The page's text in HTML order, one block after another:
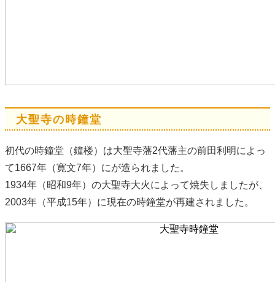
大聖寺の時鐘堂
初代の時鐘堂（鐘楼）は大聖寺藩2代藩主の前田利明によっ
て1667年（寛文7年）にが造られました。
1934年（昭和9年）の大聖寺大火によって焼失しましたが、
2003年（平成15年）に現在の時鐘堂が再建されました。